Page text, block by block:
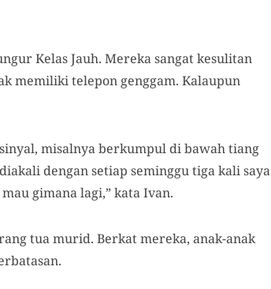
Kelas Jauh. Mereka sangat kesulitan
memiliki telepon genggam. Kalaupun
misalnya berkumpul di bawah tiang
dengan setiap seminggu tiga kali saya
gimana lagi,” kata Ivan.
tua murid. Berkat mereka, anak-anak